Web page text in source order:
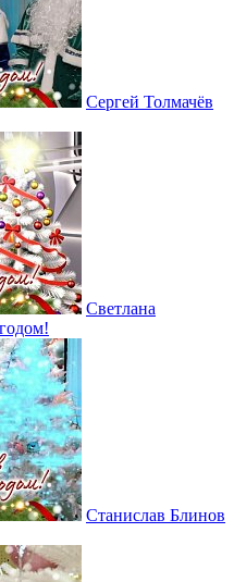
Сергей Толмачёв
Светлана
Станислав Блинов